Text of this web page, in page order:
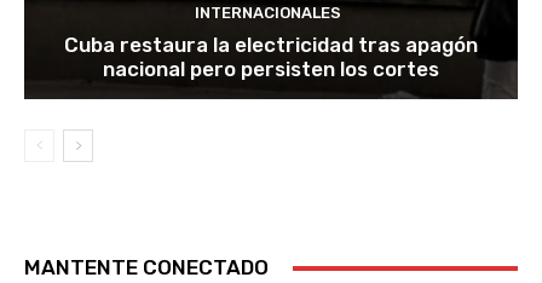
INTERNACIONALES
Cuba restaura la electricidad tras apagón
nacional pero persisten los cortes
MANTENTE CONECTADO